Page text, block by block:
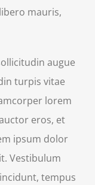
mauris,
augue
turpis vitae
lorem
eros, et
ipsum dolor
Vestibulum
tempus